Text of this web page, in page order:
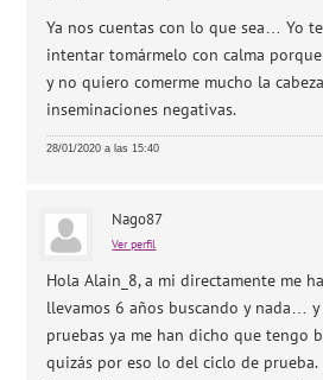
Ya nos cuentas con lo que sea… Yo
intentar tomármelo con calma
y no quiero comerme mucho la
inseminaciones negativas.
28/01/2020 a las 15:40
Nago87
Ver perfil
Hola Alain_8, a mi directamente me
llevamos 6 años buscando y nada…
pruebas ya me han dicho que tengo
quizás por eso lo del ciclo de prueba.